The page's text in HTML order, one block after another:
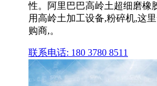
性。阿里巴巴高岭土超细磨橡
用高岭土加工设备,粉碎机,这
购商,。
联系电话: 180 3780 8511